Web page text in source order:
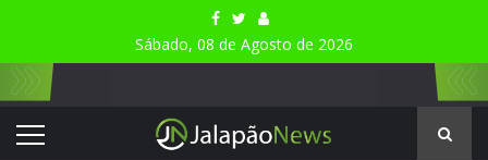
Sábado, 08 de Agosto de 2026